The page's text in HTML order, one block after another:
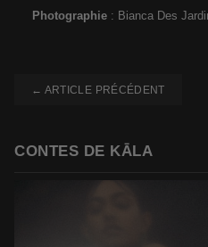
Photographie : Bianca Des
← ARTICLE PRÉCÉDENT
CONTES DE KĀLA